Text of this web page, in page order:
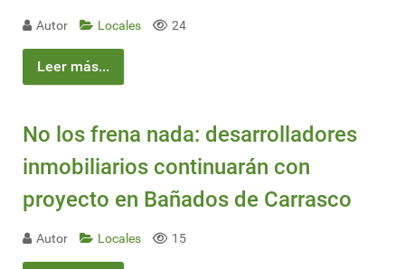
Autor Locales 24
Leer más...
No los frena nada: desarrolladores
inmobiliarios continuarán con
proyecto en Bañados de Carrasco
Autor Locales 15